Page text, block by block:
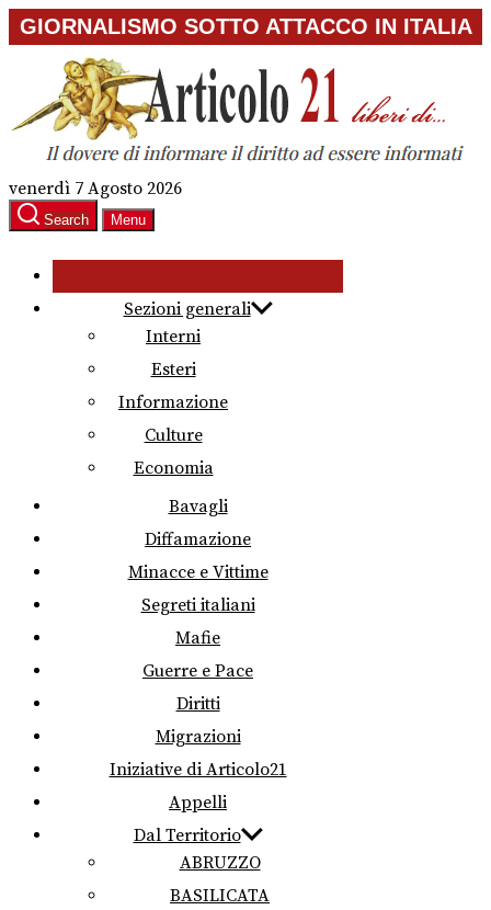
Skip
to
content
GIORNALISMO SOTTO ATTACCO IN ITALIA
venerdì 7 Agosto 2026
Search Menu
Sezioni generali
Interni
Esteri
Informazione
Culture
Economia
Bavagli
Diffamazione
Minacce e Vittime
Segreti italiani
Mafie
Guerre e Pace
Diritti
Migrazioni
Iniziative di Articolo21
Appelli
Dal Territorio
ABRUZZO
BASILICATA